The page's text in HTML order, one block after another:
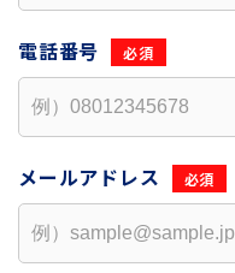
電話番号
メールアドレス